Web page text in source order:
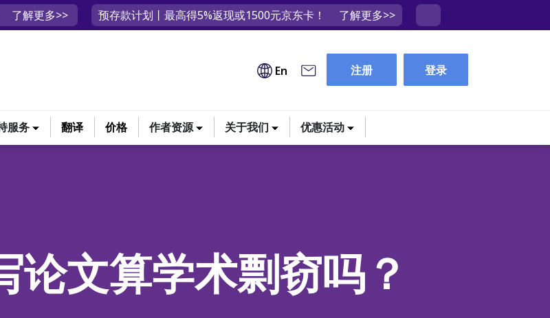
了解更多>> 预存款计划丨最高得5%返现或1500元京东卡！ 了解更多>>
En 注册 登录
服务 翻译 价格 作者资源 关于我们 优惠活动
论文算学术剽窃吗？